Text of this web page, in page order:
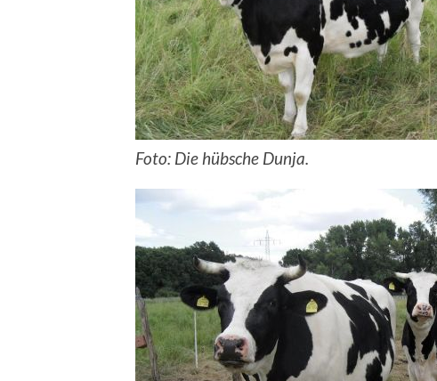
Foto: Die hübsche Dunja.